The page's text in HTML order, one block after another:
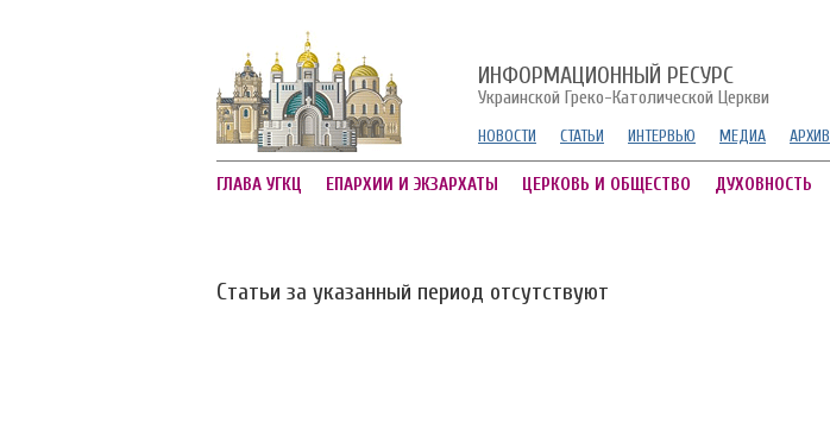
ИНФОРМАЦИОННЫЙ РЕСУРС
Украинской Греко-Католической Церкви
НОВОСТИ СТАТЬИ ИНТЕРВЬЮ МЕДИА АРХИВ
ГЛАВА УГКЦ ЕПАРХИИ И ЭКЗАРХАТЫ ЦЕРКОВЬ И ОБЩЕСТВО ДУХОВНОСТЬ
Статьи за указанный период отсутствуют